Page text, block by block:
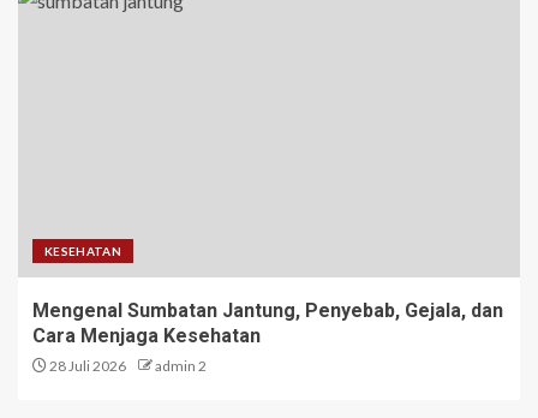
KESEHATAN
Mengenal Sumbatan Jantung, Penyebab, Gejala, dan
Cara Menjaga Kesehatan
28 Juli 2026 admin 2